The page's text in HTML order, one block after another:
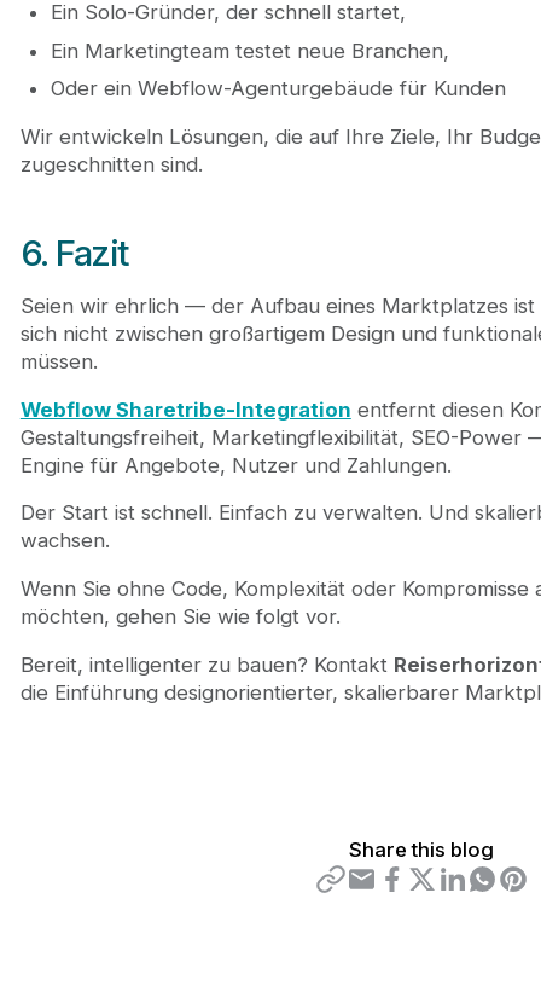
Ein Solo-Gründer, der schnell startet,
Ein Marketingteam testet neue Branchen,
Oder ein Webflow-Agenturgebäude für Kunden
Wir entwickeln Lösungen, die auf Ihre Ziele, Ihr
zugeschnitten sind.
6. Fazit
Seien wir ehrlich — der Aufbau eines Marktplatzes ist
sich nicht zwischen großartigem Design und
müssen.
Webflow Sharetribe-Integration entfernt diesen
Gestaltungsfreiheit, Marketingflexibilität, SEO-Power
Engine für Angebote, Nutzer und Zahlungen.
Der Start ist schnell. Einfach zu verwalten. Und
wachsen.
Wenn Sie ohne Code, Komplexität oder
möchten, gehen Sie wie folgt vor.
Bereit, intelligenter zu bauen? Kontakt
die Einführung designorientierter, skalierbarer
Share this blog